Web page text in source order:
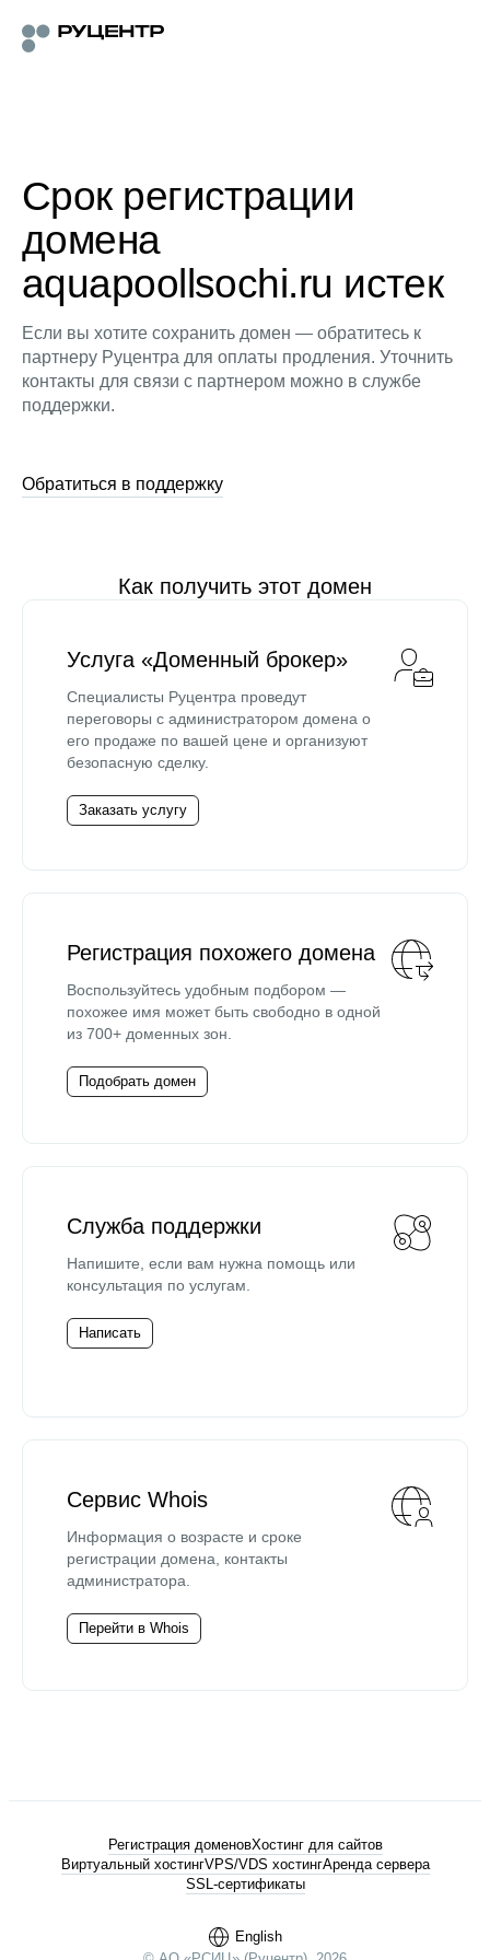
Срок регистрации
домена
aquapoollsochi.ru истек
Если вы хотите сохранить домен — обратитесь к
партнеру Руцентра для оплаты продления. Уточнить
контакты для связи с партнером можно в службе
поддержки.
Обратиться в поддержку
Как получить этот домен
Услуга «Доменный брокер»
Специалисты Руцентра проведут
переговоры с администратором домена о
его продаже по вашей цене и организуют
безопасную сделку.
Заказать услугу
Регистрация похожего домена
Воспользуйтесь удобным подбором —
похожее имя может быть свободно в одной
из 700+ доменных зон.
Подобрать домен
Служба поддержки
Напишите, если вам нужна помощь или
консультация по услугам.
Написать
Сервис Whois
Информация о возрасте и сроке
регистрации домена, контакты
администратора.
Перейти в Whois
English
Регистрация доменовХостинг для сайтов
Виртуальный хостингVPS/VDS хостингАренда сервера
SSL-сертификаты